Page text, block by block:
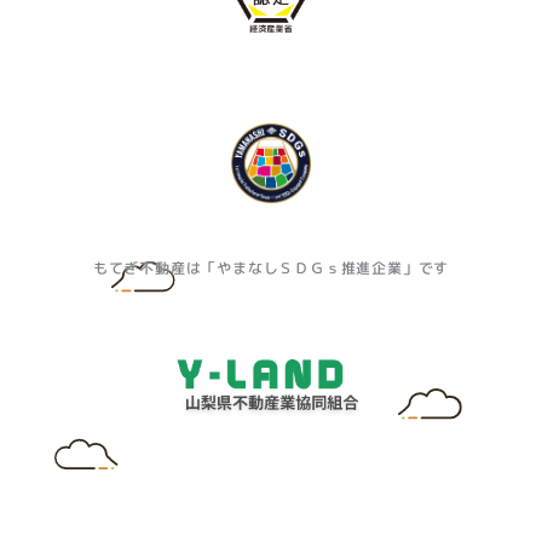
もてぎ不動産は「やまなしＳＤＧｓ推進企業」です